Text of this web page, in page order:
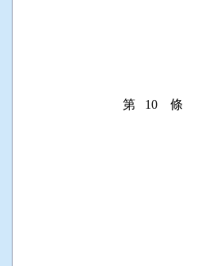
第 10 條